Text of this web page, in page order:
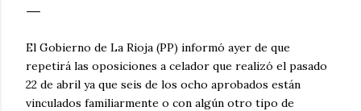
El Gobierno de La Rioja (PP) informó ayer de que
repetirá las oposiciones a celador que realizó el pasado
22 de abril ya que seis de los ocho aprobados están
vinculados familiarmente o con algún otro tipo de